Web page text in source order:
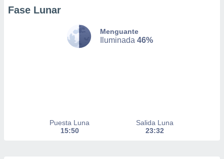
momento
Fase Lunar
Menguante
Iluminada 46%
Puesta Luna
15:50
Salida Luna
23:32